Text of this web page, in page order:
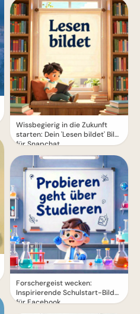
Wissbegierig in die Zukunft
starten: Dein 'Lesen bildet' Bild
für Snapchat
Forschergeist wecken:
Inspirierende Schulstart-Bilder
für Facebook